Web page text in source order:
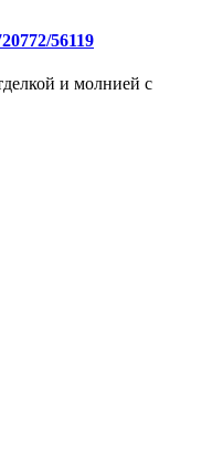
56119
и молнией с